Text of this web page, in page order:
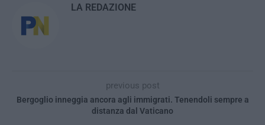
LA REDAZIONE
previous post
Bergoglio inneggia ancora agli immigrati. Tenendoli sempre a
distanza dal Vaticano